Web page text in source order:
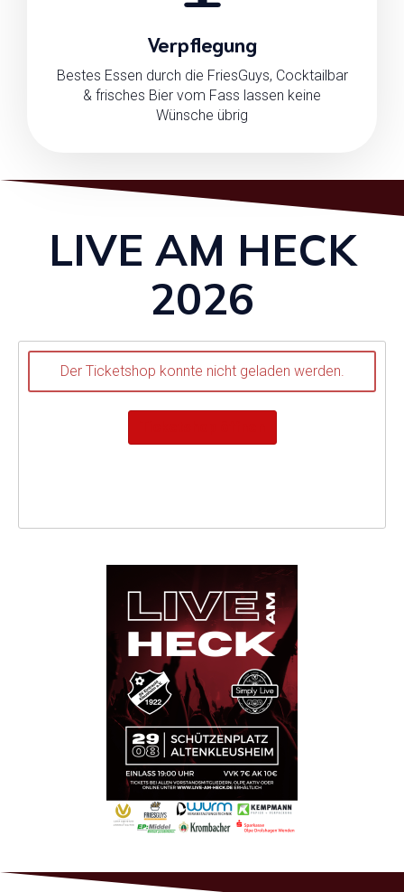
Verpflegung
Bestes Essen durch die FriesGuys, Cocktailbar
& frisches Bier vom Fass lassen keine
Wünsche übrig
LIVE AM HECK
2026
Der Ticketshop konnte nicht geladen werden.